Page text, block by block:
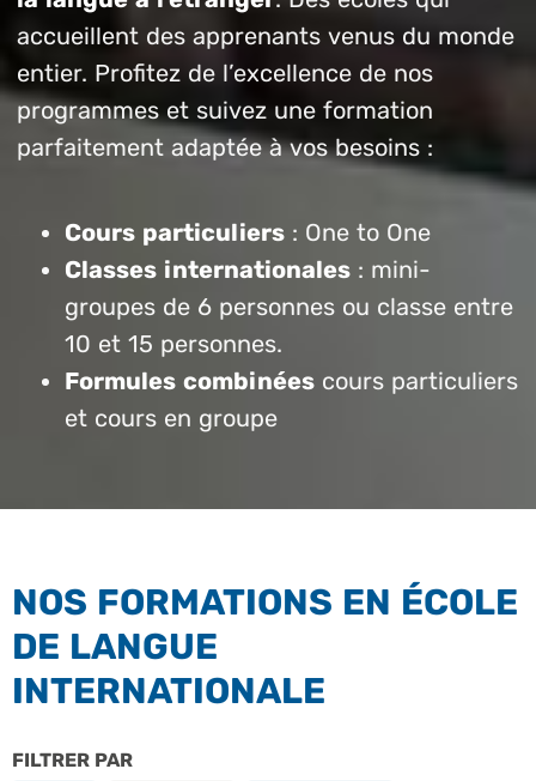
accueillent des apprenants venus du monde
entier. Profitez de l’excellence de nos
programmes et suivez une formation
parfaitement adaptée à vos besoins :
Cours particuliers : One to One
Classes internationales : mini-
groupes de 6 personnes ou classe entre
10 et 15 personnes.
Formules combinées cours particuliers
et cours en groupe
NOS FORMATIONS EN ÉCOLE
DE LANGUE
INTERNATIONALE
FILTRER PAR